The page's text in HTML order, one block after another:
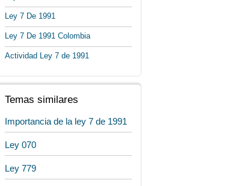
Ley 7 De 1991
Ley 7 De 1991 Colombia
Actividad Ley 7 de 1991
Temas similares
Importancia de la ley 7 de 1991
Ley 070
Ley 779